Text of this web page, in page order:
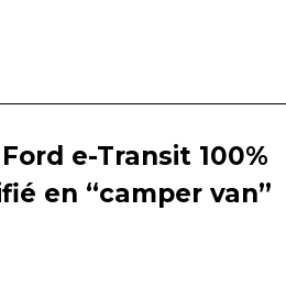
e-Transit 100%
en “camper van”